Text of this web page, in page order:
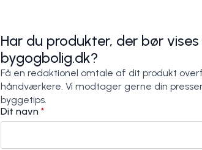
Har du produkter, der bør
bygogbolig.dk?
Få en redaktionel omtale af dit produkt
håndværkere. Vi modtager gerne din
byggetips.
Dit navn *